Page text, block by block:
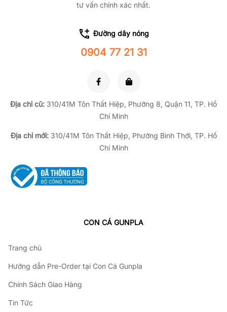
tư vấn chính xác nhất.
Đường dây nóng
0904 77 21 31
Địa chỉ cũ: 310/41M Tôn Thất Hiệp, Phường 8, Quận 11, TP. Hồ
Chí Minh
Địa chỉ mới:310/41M Tôn Thất Hiệp, Phường Bình Thới, TP. Hồ
Chí Minh
CON CÁ GUNPLA
Trang chủ
Hướng dẫn Pre-Order tại Con Cá Gunpla
Chính Sách Giao Hàng
Tin Tức